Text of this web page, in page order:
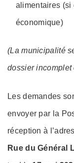
alimentaires (si
économique)
(La municipalité
dossier incomplet
Les demandes
envoyer par la
réception à
Rue du Général